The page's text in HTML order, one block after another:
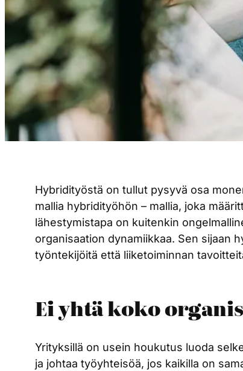
Hybridityöstä on tullut pysyvä osa
mallia hybridityöhön – mallia, joka
lähestymistapa on kuitenkin
organisaation dynamiikkaa. Sen sijaan
työntekijöitä että liiketoiminnan
Ei yhtä koko
Yrityksillä on usein houkutus luoda
ja johtaa työyhteisöä, jos kaikilla on